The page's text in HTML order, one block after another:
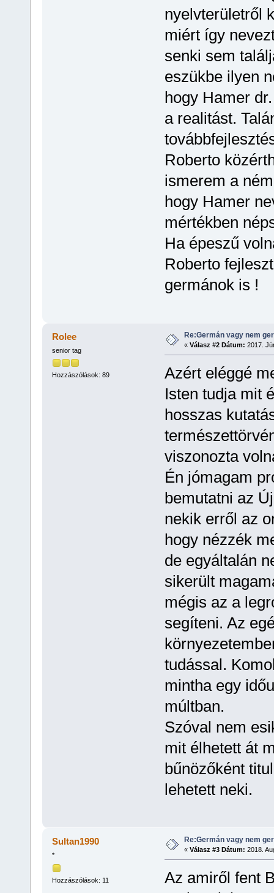
nyelvterületről
miért így
senki sem
eszükbe ilyen
hogy Hamer
a realitást.
Roberto
ismerem a
hogy Hamer
mértékben
Ha épeszű
Roberto
germánok is !
Rolee
senior tag
Hozzászólások: 89
Re:Germán vagy nem
« Válasz #2 Dátum: 2017.
Azért eléggé
Isten tudja mit
hosszas
viszonozta
Én jómagam
bemutatni az
nekik erről az
hogy nézzék
de egyáltalán
sikerült
mégis az a
segíteni. Az
tudással.
mintha egy
múltban.
Szóval nem
mit élhetett át
bűnözőként
lehetett neki.
Sultan1990
*
Hozzászólások: 11
Re:Germán vagy nem
« Válasz #3 Dátum: 2018.
Az amiről fent